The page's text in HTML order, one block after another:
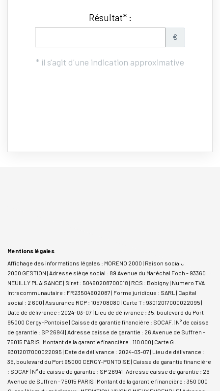
Mentions légales
Affichage des informations légales : MORENO 2000 | Raison sociale : MORENO
2000 GESTION | Adresse siège social : 89 Avenue du Maréchal Foch - 93360
NEUILLY PLAISANCE | Siret : 50460208700018 | RCS : Bobigny | Numero TVA
Intracommunautaire : FR23504602087 | Forme juridique : SARL | Capital
social : 2 600 | Assurance RCP : 105708080 | Carte T : 93012017000022095 |
Date de délivrance : 2024-03-07 | Lieu de délivrance : 35, boulevard du Port
95000 Cergy-Pontoise | Caisse de garantie financière : SOCAF. | N° de caisse
de garantie : SP 26941 | Adresse caisse de garantie : 26 Avenue de Suffren -
75015 PARIS | Montant de la garantie financière : 110 000 | Carte G :
93012017000022095 | Date de délivrance : 2024-03-07 | Lieu de délivrance :
35, boulevard du Port 95000 CERGY-PONTOISE | Caisse de garantie financière
: SOCAF | N° de caisse de garantie : SP 26941 | Adresse caisse de garantie : 26
Avenue de Suffren - 75015 PARIS | Montant de la garantie financière : 350 000